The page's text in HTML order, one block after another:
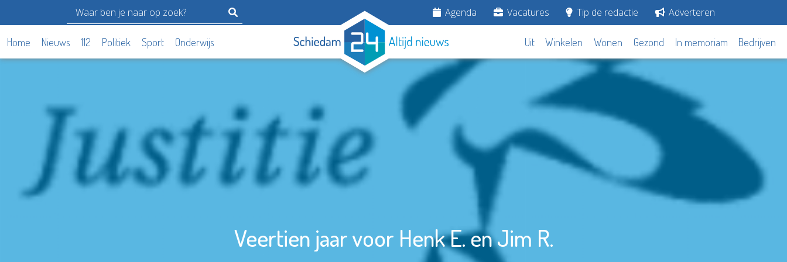
Agenda Vacatures Tip de redactie Adverteren
Home Nieuws 112 Politiek Sport Onderwijs Uit Winkelen Wonen Gezond In memoriam Bedrijven
Veertien jaar voor Henk E. en Jim R.